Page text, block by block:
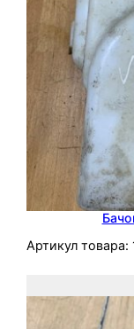
Артикул товара: